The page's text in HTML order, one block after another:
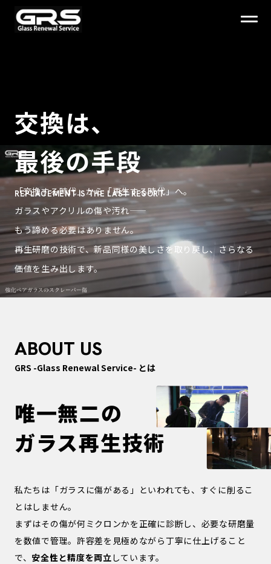
交換は、
最後の手段
REPLACEMENT IS THE LAST RESORT
「交換する時代」から「再生する時代」へ。
ガラスやアクリルの傷や汚れ——
もう諦める必要はありません。
再生研磨の技術で、新品同様の美しさを取り戻し、さらなる
価値を生み出します。
ABOUT US
GRS -Glass Renewal Service- とは
唯一無二の
ガラス再生技術
私たちは「ガラスに傷がある」といわれても、すぐに削るこ
とはしません。
まずはその傷が何ミクロンかを正確に診断し、必要な研磨量
を数値で管理。許容差を見極めながら丁寧に仕上げること
で、 安全性と精度を両立 しています。